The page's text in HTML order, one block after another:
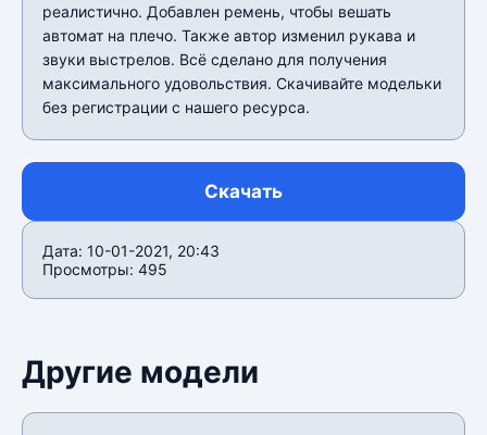
реалистично. Добавлен ремень, чтобы вешать
автомат на плечо. Также автор изменил рукава и
звуки выстрелов. Всё сделано для получения
максимального удовольствия. Скачивайте модельки
без регистрации с нашего ресурса.
Скачать
Дата: 10-01-2021, 20:43
Просмотры: 495
Другие модели